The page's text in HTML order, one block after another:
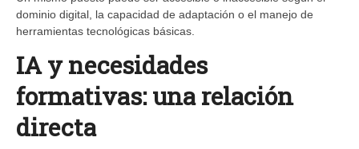
dominio digital, la capacidad de adaptación o el manejo de
herramientas tecnológicas básicas.
IA y necesidades
formativas: una relación
directa